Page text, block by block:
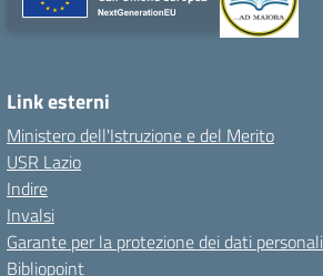
Link esterni
Ministero dell'Istruzione e del Merito
USR Lazio
Indire
Invalsi
Garante per la protezione dei dati personali
Bibliopoint